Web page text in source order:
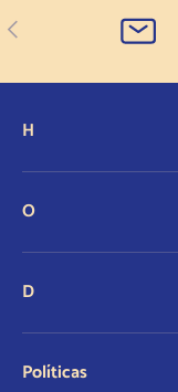
Anterior
H
O
D
Políticas